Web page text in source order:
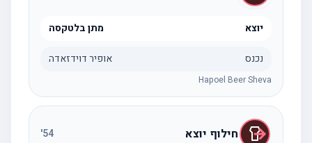
יוצא מתן בלטקסה
נכנס אופיר דוידזאדה
Hapoel Beer Sheva
חילוף יוצא 54
'